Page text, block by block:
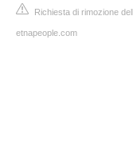
Richiesta di rimozione
etnapeople.com